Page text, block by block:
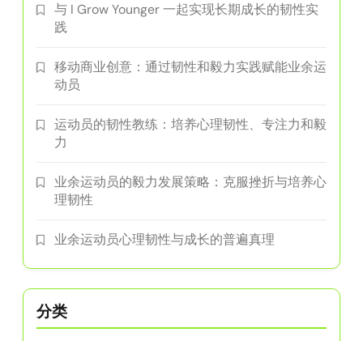
与 I Grow Younger 一起实现长期成长的韧性实
践
移动商业创意：通过韧性和毅力实践赋能业余运
动员
运动员的韧性教练：培养心理韧性、专注力和毅
力
业余运动员的毅力发展策略：克服挫折与培养心
理韧性
业余运动员心理韧性与成长的普遍真理
分类